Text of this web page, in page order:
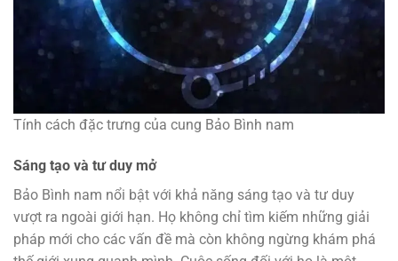
Tính cách đặc trưng của cung Bảo Bình nam
Sáng tạo và tư duy mở
Bảo Bình nam nổi bật với khả năng sáng tạo và tư duy
vượt ra ngoài giới hạn. Họ không chỉ tìm kiếm những giải
pháp mới cho các vấn đề mà còn không ngừng khám phá